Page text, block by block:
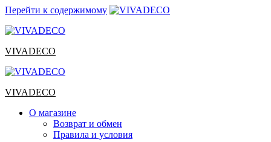
Перейти к содержимому
VIVADECO
VIVADECO
О магазине
Возврат и обмен
Правила и условия